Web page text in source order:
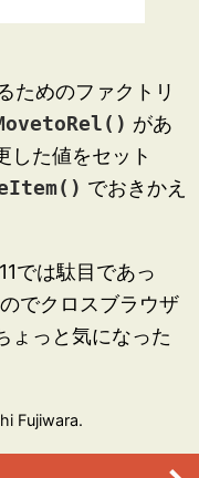
ためのファクトリ
があ
した値をセット
でおきかえ
では駄目であっ
でクロスブラウザ
ょっと気になった
Fujiwara.